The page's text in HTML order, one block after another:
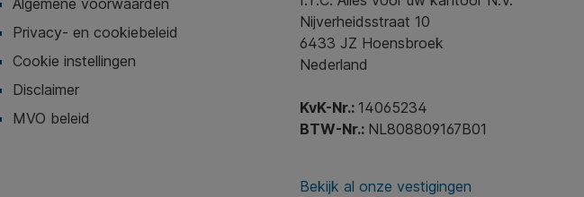
Algemene voorwaarden
Privacy- en cookiebeleid
Cookie instellingen
Disclaimer
MVO beleid
Nijverheidsstraat 10
6433 JZ Hoensbroek
Nederland
KvK-Nr.: 14065234
BTW-Nr.: NL808809167B01
Bekijk al onze vestigingen